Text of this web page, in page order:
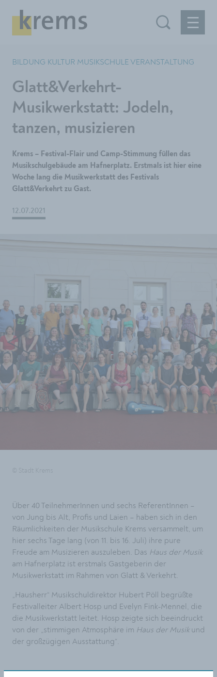
BILDUNG KULTUR MUSIKSCHULE VERANSTALTUNG
Glatt&Verkehrt-
Musikwerkstatt: Jodeln,
tanzen, musizieren
Krems – Festival-Flair und Camp-Stimmung füllen das
Musikschulgebäude am Hafnerplatz. Erstmals ist hier eine
Woche lang die Musikwerkstatt des Festivals
Glatt&Verkehrt zu Gast.
12.07.2021
Über 40 TeilnehmerInnen und sechs ReferentInnen –
von Jung bis Alt, Profis und Laien – haben sich in den
Räumlichkeiten der Musikschule Krems versammelt, um
hier sechs Tage lang (von 11. bis 16. Juli) ihre pure
Freude am Musizieren auszuleben. Das Haus der Musik
am Hafnerplatz ist erstmals Gastgeberin der
Musikwerkstatt im Rahmen von Glatt & Verkehrt.
„Hausherr“ Musikschuldirektor Hubert Pöll begrüßte
Festivalleiter Albert Hosp und Evelyn Fink-Mennel, die
die Musikwerkstatt leitet. Hosp zeigte sich beeindruckt
von der „stimmigen Atmosphäre im Haus der Musik und
der großzügigen Ausstattung“.